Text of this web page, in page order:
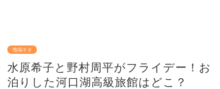
地域ネタ
水原希子と野村周平がフライデー！お
泊りした河口湖高級旅館はどこ？